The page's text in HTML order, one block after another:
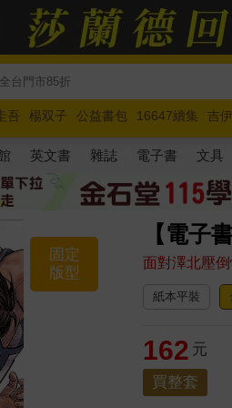
吾 楊双子 公益書包 16647續集 吉
路邊攤新作
馬斯克 玩具總動員5 超慢
英文書 雜誌 電子書 文具
【電子
面對澤北壓
固定
版型
紙本平裝
162 元
買整套